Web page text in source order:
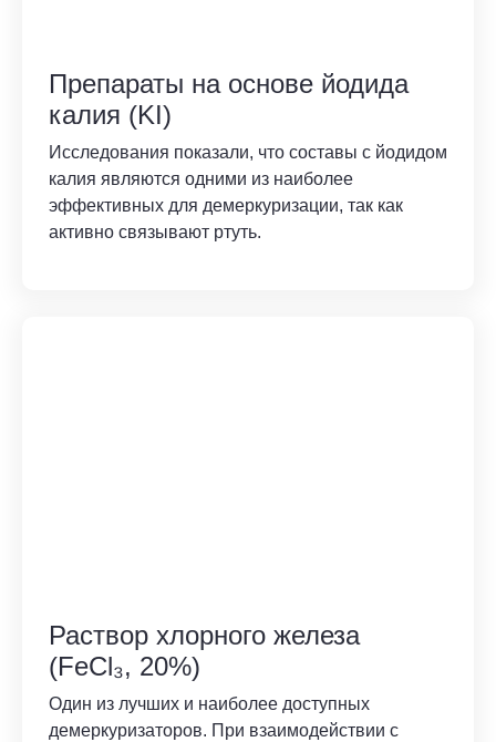
Препараты на основе йодида
калия (KI)
Исследования показали, что составы с йодидом
калия являются одними из наиболее
эффективных для демеркуризации, так как
активно связывают ртуть.
Раствор хлорного железа
(FeCl₃, 20%)
Один из лучших и наиболее доступных
демеркуризаторов. При взаимодействии с